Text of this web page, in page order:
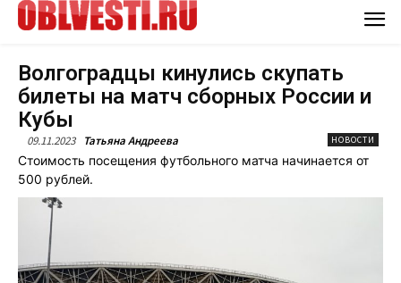
Волгоградцы кинулись скупать
билеты на матч сборных России и
Кубы
09.11.2023 Татьяна Андреева НОВОСТИ
Стоимость посещения футбольного матча начинается от
500 рублей.